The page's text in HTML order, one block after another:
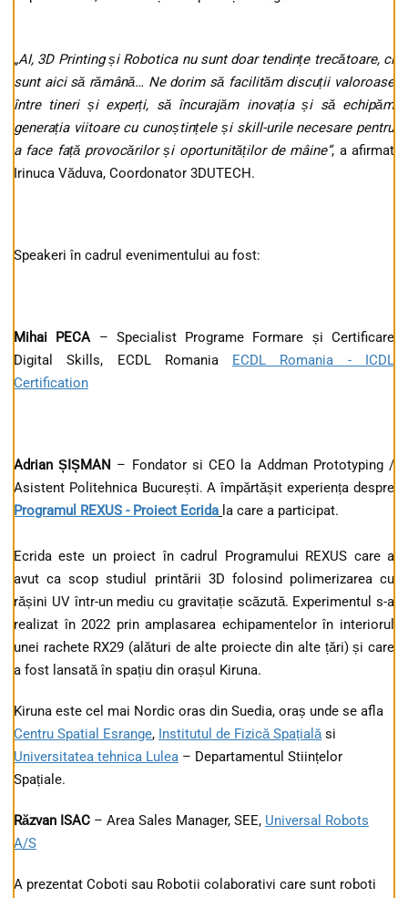
„AI, 3D Printing și Robotica nu sunt doar tendințe trecătoare, ci
sunt aici să rămână… Ne dorim să facilităm discuții valoroase
între tineri și experți, să încurajăm inovația și să echipăm
generația viitoare cu cunoștințele și skill-urile necesare pentru
a face față provocărilor și oportunităților de mâine”, a afirmat
Irinuca Văduva, Coordonator 3DUTECH.
Speakeri în cadrul evenimentului au fost:
Mihai PECA– Specialist Programe Formare și Certificare
Digital Skills, ECDL Romania ECDL Romania - ICDL
Certification
Adrian ȘIȘMAN – Fondator si CEO la Addman Prototyping /
Asistent Politehnica București. A împărtășit experiența despre
Programul REXUS - Proiect Ecrida la care a participat.
Ecrida este un proiect în cadrul Programului REXUS care a
avut ca scop studiul printării 3D folosind polimerizarea cu
rășini UV într-un mediu cu gravitație scăzută. Experimentul s-a
realizat în 2022 prin amplasarea echipamentelor în interiorul
unei rachete RX29 (alături de alte proiecte din alte țări) și care
a fost lansată în spațiu din orașul Kiruna.
Kiruna este cel mai Nordic oras din Suedia, oraș unde se afla
Centru Spatial Esrange, Institutul de Fizică Spațialăsi
Universitatea tehnica Lulea – Departamentul Stiințelor
Spațiale.
Răzvan ISAC – Area Sales Manager, SEE, Universal Robots
A/S
A prezentat Coboti sau Robotii colaborativi care sunt roboti